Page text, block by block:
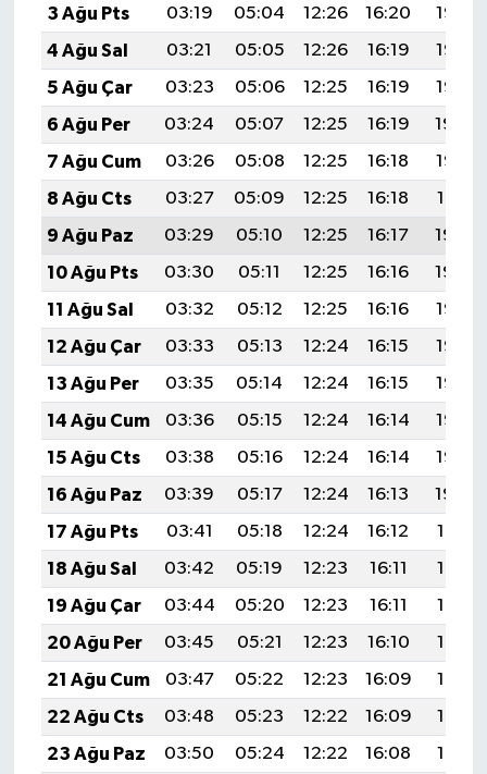
3 Ağu Pts
03:19 05:04 12:26 16:20
19:37
4 Ağu Sal
03:21 05:05 12:26 16:19
19:36
5 Ağu Çar
03:23 05:06 12:25 16:19
19:35
6 Ağu Per
03:24 05:07 12:25 16:19
19:34
7 Ağu Cum
03:26 05:08 12:25 16:18
19:32
8 Ağu Cts
03:27 05:09 12:25 16:18
19:31
9 Ağu Paz
03:29 05:10 12:25 16:17
19:30
10 Ağu Pts
03:30 05:11 12:25 16:16
19:29
11 Ağu Sal
03:32 05:12 12:25 16:16
19:27
12 Ağu Çar
03:33 05:13 12:24 16:15
19:26
13 Ağu Per
03:35 05:14 12:24 16:15
19:25
14 Ağu Cum
03:36 05:15 12:24 16:14
19:23
15 Ağu Cts
03:38 05:16 12:24 16:14
19:22
16 Ağu Paz
03:39 05:17 12:24 16:13
19:20
17 Ağu Pts
03:41 05:18 12:24 16:12
19:19
18 Ağu Sal
03:42 05:19 12:23 16:11
19:18
19 Ağu Çar
03:44 05:20 12:23 16:11
19:16
20 Ağu Per
03:45 05:21 12:23 16:10
19:15
21 Ağu Cum
03:47 05:22 12:23 16:09
19:13
22 Ağu Cts
03:48 05:23 12:22 16:09
19:12
23 Ağu Paz
03:50 05:24 12:22 16:08
19:10